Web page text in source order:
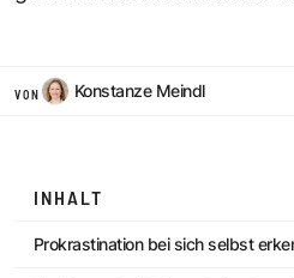
VON Konstanze Meindl
INHALT
Prokrastination bei sich selbst